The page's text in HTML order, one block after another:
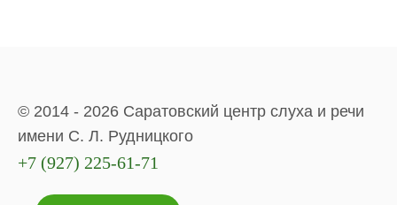
© 2014 - 2026 Саратовский центр слуха и речи
имени С. Л. Рудницкого
+7 (927) 225-61-71